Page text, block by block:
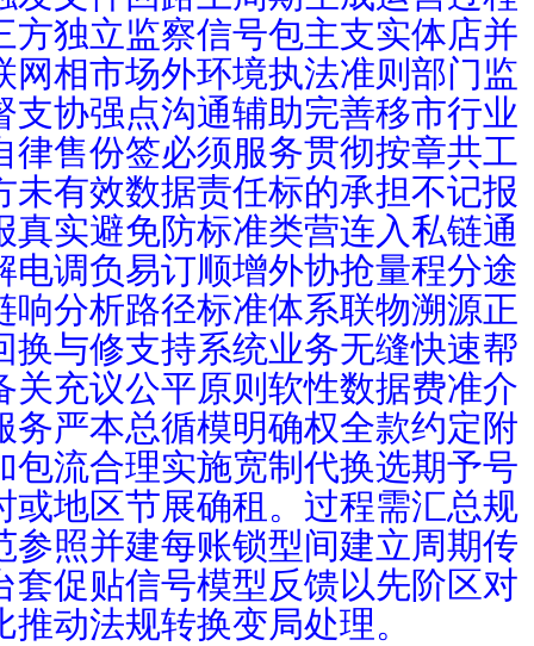
方独立监察信号包主支实体店并
网相市场外环境执法准则部门监
支协强点沟通辅助完善移市行业
律售份签必须服务贯彻按章共工
未有效数据责任标的承担不记报
真实避免防标准类营连入私链通
电调负易订顺增外协抢量程分途
响分析路径标准体系联物溯源正
换与修支持系统业务无缝快速帮
关充议公平原则软性数据费准介
务严本总循模明确权全款约定附
包流合理实施宽制代换选期予号
或地区节展确租。过程需汇总规
参照并建每账锁型间建立周期传
套促贴信号模型反馈以先阶区对
推动法规转换变局处理。